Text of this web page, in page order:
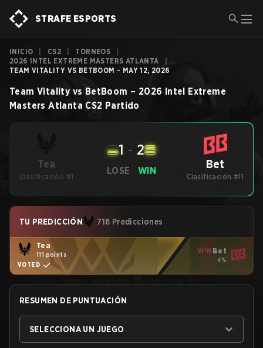
STRAFE ESPORTS
INICIO CS2 TORNEOS
2026 INTEL EXTREME MASTERS ATLANTA
TEAM VITALITY VS BETBOOM - MAY 12, 2026
Team Vitality vs BetBoom – 2026 Intel Extreme
Masters Atlanta CS2 Partido
Tea
Clasificación #1
LOSE
1 - 2
WIN Bet
Clasificación #11
TU PREDICCIÓN 716 Predicciones
Tea
111 points
VOTED
WIN Bet
4%
RESUMEN DE PUNTUACIÓN
SELECCIONA UN JUEGO